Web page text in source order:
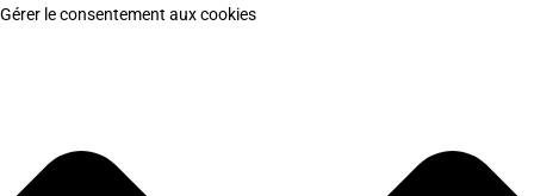
Gérer le consentement aux cookies